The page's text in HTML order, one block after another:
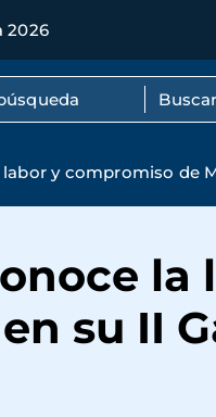
2026
y compromiso de
la
su II